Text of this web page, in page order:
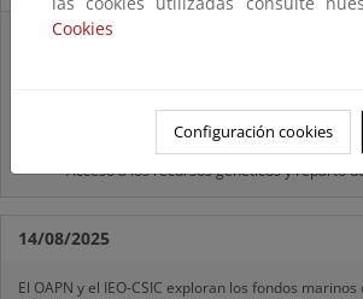
Listas patrón
Preguntas frecuentes...
Acceso a los recursos genéticos y reparto
14/08/2025
El OAPN y el IEO-CSIC exploran los fondos
Cookies
Configuración cookies